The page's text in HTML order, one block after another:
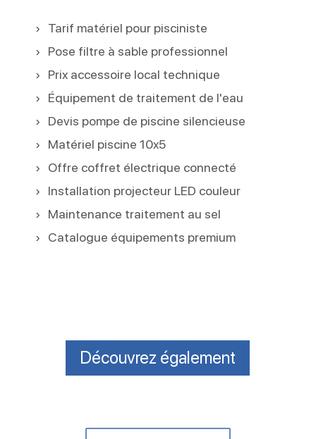
Tarif matériel pour pisciniste
Pose filtre à sable professionnel
Prix accessoire local technique
Équipement de traitement de l'eau
Devis pompe de piscine silencieuse
Matériel piscine 10x5
Offre coffret électrique connecté
Installation projecteur LED couleur
Maintenance traitement au sel
Catalogue équipements premium
Découvrez également